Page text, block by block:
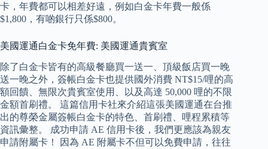
卡，年費都可以相差好遠，例如白金卡年費一般係
$1,800，有啲銀行只係$800。
美國運通白金卡免年費: 美國運通貴賓室
除了白金卡皆有的高級餐廳買一送一、頂級飯店買一晚
送一晚之外，簽帳白金卡也提供國外消費 NT$15/哩的高
額回饋、無限次貴賓室使用、以及高達 50,000 哩的不限
金額首刷禮。 這篇信用卡社來介紹這張美國運通在台推
出的尊榮金屬簽帳白金卡的特色、首刷禮、哩程累積等
資訊彙整。 成功申請 AE 信用卡後，我們更應該為親友
申請附屬卡！ 因為 AE 附屬卡不但可以免費申請，往往